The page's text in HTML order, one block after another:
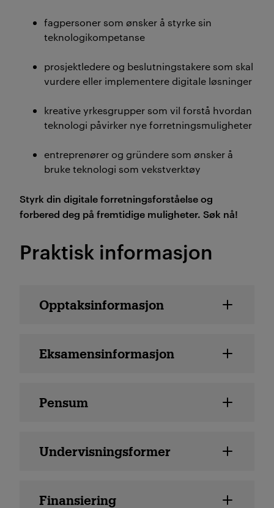
fagpersoner som ønsker å styrke sin
teknologikompetanse
prosjektledere og beslutningstakere som skal
vurdere eller implementere digitale løsninger
kreative yrkesgrupper som vil forstå hvordan
teknologi påvirker nye forretningsmuligheter
entreprenører og gründere som ønsker å
bruke teknologi som vekstverktøy
Styrk din digitale forretningsforståelse og
forbered deg på fremtidige muligheter. Søk nå!
Praktisk informasjon
Emne detaljer
Opptaksinformasjon
Eksamensinformasjon
Pensum
Undervisningsformer
Finansiering